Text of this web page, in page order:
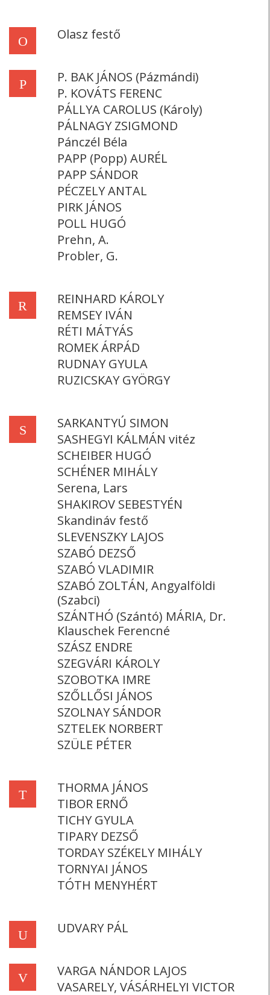
O Olasz festő
P
P. BAK JÁNOS (Pázmándi)
P. KOVÁTS FERENC
PÁLLYA CAROLUS (Károly)
PÁLNAGY ZSIGMOND
Pánczél Béla
PAPP (Popp) AURÉL
PAPP SÁNDOR
PÉCZELY ANTAL
PIRK JÁNOS
POLL HUGÓ
Prehn, A.
Probler, G.
R
REINHARD KÁROLY
REMSEY IVÁN
RÉTI MÁTYÁS
ROMEK ÁRPÁD
RUDNAY GYULA
RUZICSKAY GYÖRGY
S
SARKANTYÚ SIMON
SASHEGYI KÁLMÁN vitéz
SCHEIBER HUGÓ
SCHÉNER MIHÁLY
Serena, Lars
SHAKIROV SEBESTYÉN
Skandináv festő
SLEVENSZKY LAJOS
SZABÓ DEZSŐ
SZABÓ VLADIMIR
SZABÓ ZOLTÁN, Angyalföldi
(Szabci)
SZÁNTHÓ (Szántó) MÁRIA, Dr.
Klauschek Ferencné
SZÁSZ ENDRE
SZEGVÁRI KÁROLY
SZOBOTKA IMRE
SZŐLLŐSI JÁNOS
SZOLNAY SÁNDOR
SZTELEK NORBERT
SZÜLE PÉTER
T
THORMA JÁNOS
TIBOR ERNŐ
TICHY GYULA
TIPARY DEZSŐ
TORDAY SZÉKELY MIHÁLY
TORNYAI JÁNOS
TÓTH MENYHÉRT
U UDVARY PÁL
V
VARGA NÁNDOR LAJOS
VASARELY, VÁSÁRHELYI VICTOR